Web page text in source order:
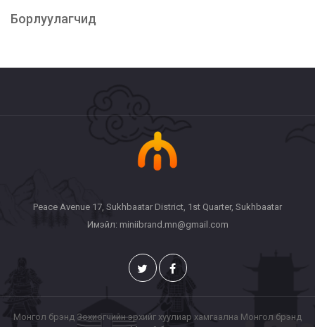
Борлуулагчид
Peace Avenue 17, Sukhbaatar District, 1st Quarter, Sukhbaatar
Имэйл: miniibrand.mn@gmail.com
Монгол брэнд Зохиогчийн эрхийг хуулиар хамгаална Монгол брэнд